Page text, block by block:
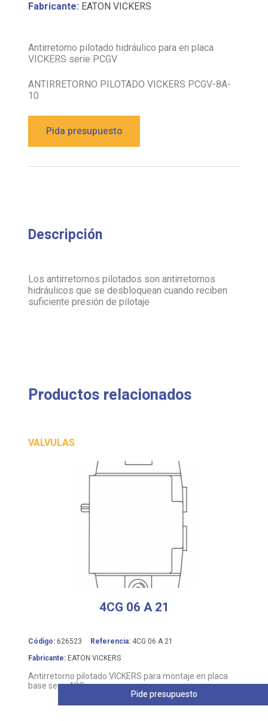
Fabricante: EATON VICKERS
Antirretorno pilotado hidráulico para en placa
VICKERS serie PCGV
ANTIRRETORNO PILOTADO VICKERS PCGV-8A-
10
Pida presupuesto
Descripción
Los antirretornos pilotados son antirretornos
hidráulicos que se desbloquean cuando reciben
suficiente presión de pilotaje
Productos relacionados
VALVULAS
4CG 06 A 21
Código: 626523 Referencia: 4CG 06 A 21
Fabricante: EATON VICKERS
Antirretorno pilotado VICKERS para montaje en placa
base serie 4CG
Pide presupuesto